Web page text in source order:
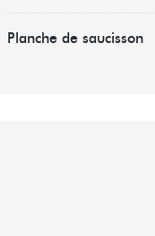
Planche de saucisson